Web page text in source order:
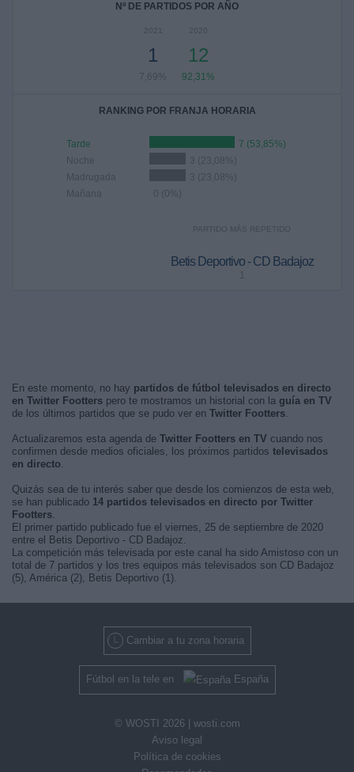
Nº DE PARTIDOS POR AÑO
2021
1
7,69%
2020
12
92,31%
RANKING POR FRANJA HORARIA
Tarde
7 (53,85%)
Noche
3 (23,08%)
Madrugada
3 (23,08%)
Mañana
0 (0%)
PARTIDO MÁS REPETIDO
Betis Deportivo - CD Badajoz
1
En este momento, no hay partidos de fútbol televisados en directo
en Twitter Footters pero te mostramos un historial con la guía en TV
de los últimos partidos que se pudo ver en Twitter Footters.
Actualizaremos esta agenda de Twitter Footters en TV cuando nos
confirmen desde medios oficiales, los próximos partidos televisados
en directo.
Quizás sea de tu interés saber que desde los comienzos de esta web,
se han publicado 14 partidos televisados en directo por Twitter
Footters.
El primer partido publicado fue el viernes, 25 de septiembre de 2020
entre el Betis Deportivo - CD Badajoz.
La competición más televisada por este canal ha sido Amistoso con un
total de 7 partidos y los tres equipos más televisados son CD Badajoz
(5), América (2), Betis Deportivo (1).
Cambiar a tu zona horaria
Fútbol en la tele en España
© WOSTI 2026 | wosti.com
Aviso legal
Política de cookies